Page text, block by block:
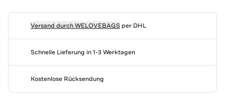
Versand durchWELOVEBAGSper DHL
Schnelle Lieferung in 1-3 Werktagen
Kostenlose Rücksendung